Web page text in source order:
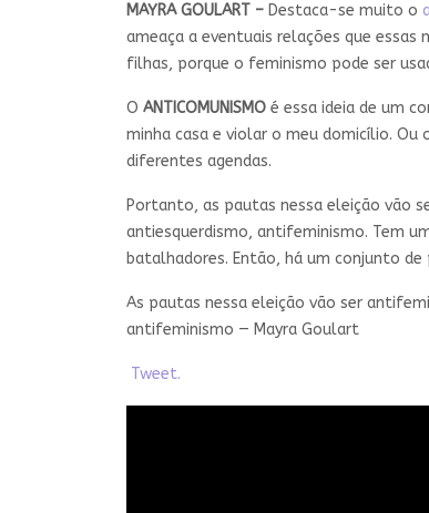
MAYRA GOULART – Destaca-se muito o
ameaça a eventuais relações que
filhas, porque o feminismo pode ser
O ANTICOMUNISMO é essa ideia de um
minha casa e violar o meu domicílio.
diferentes agendas.
Portanto, as pautas nessa eleição vão
antiesquerdismo, antifeminismo. Tem
batalhadores. Então, há um conjunto
As pautas nessa eleição vão ser
antifeminismo — Mayra Goulart
Tweet.